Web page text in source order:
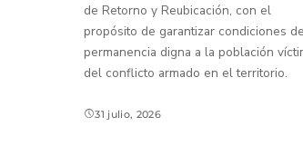
de Retorno y Reubicación, con el
propósito de garantizar condiciones de
permanencia digna a la población
del conflicto armado en el territorio.
31 julio, 2026